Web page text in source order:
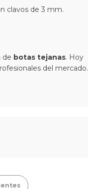
clavos de 3 mm.
de botas tejanas. Hoy
del mercado.